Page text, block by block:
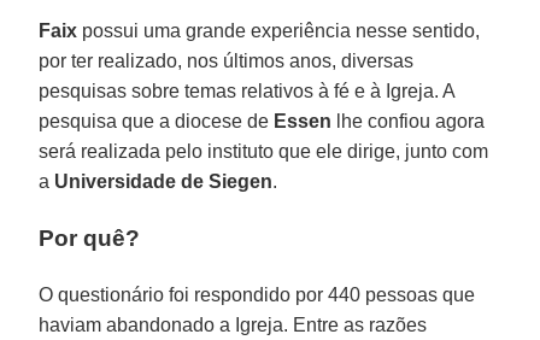
Faix possui uma grande experiência nesse sentido,
por ter realizado, nos últimos anos, diversas
pesquisas sobre temas relativos à fé e à Igreja. A
pesquisa que a diocese de Essen lhe confiou agora
será realizada pelo instituto que ele dirige, junto com
a Universidade de Siegen.
Por quê?
O questionário foi respondido por 440 pessoas que
haviam abandonado a Igreja. Entre as razões